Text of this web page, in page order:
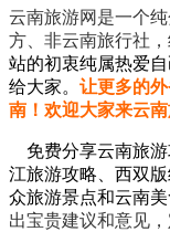
云南旅游网是一个
方、非云南旅行社
站的初衷纯属热爱
给大家。 让更多的
南！欢迎大家来云南
免费分享云南旅
江旅游攻略、西双
众旅游景点和云南美
出宝贵建议和意见，